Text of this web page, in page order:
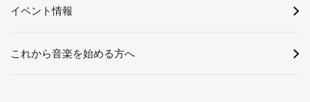
イベント情報
これから音楽を始める方へ